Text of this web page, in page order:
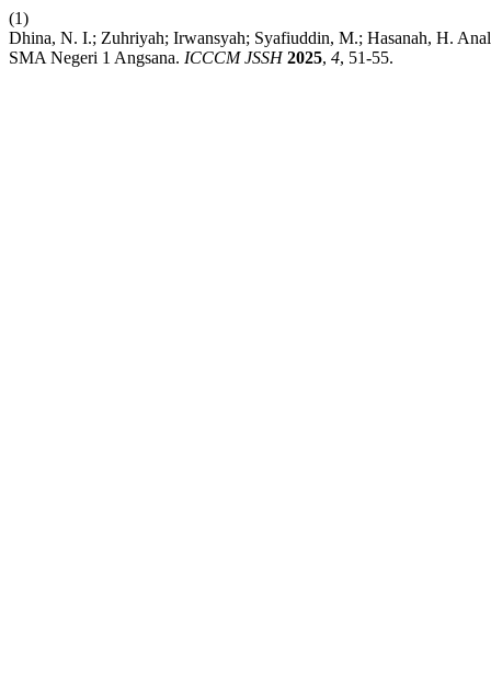
(1)
Dhina, N. I.; Zuhriyah; Irwansyah; Syafiuddin, M.; Hasanah, H.
SMA Negeri 1 Angsana. ICCCM JSSH 2025, 4, 51-55.